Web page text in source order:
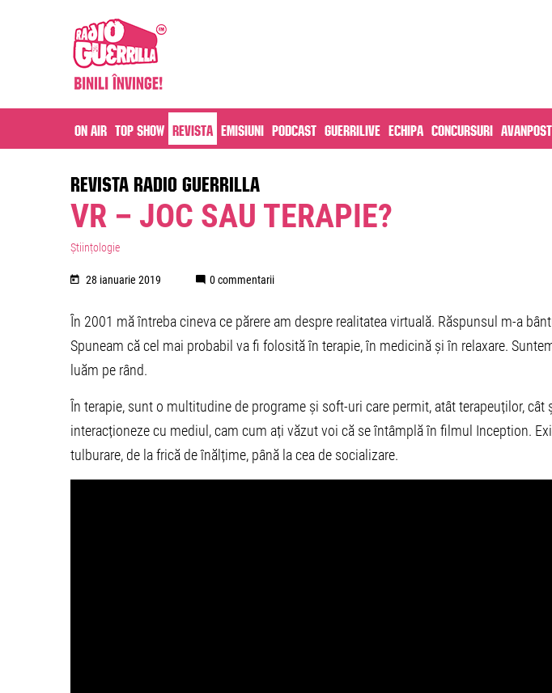
On air Top Show Revista Emisiuni Podcast Guerrilive Echipa Concursuri
REVISTA RADIO GUERRILLA
VR – JOC SAU TERAPIE?
Științologie
28 ianuarie 2019 0 commentarii
În 2001 mă întreba cineva ce părere am despre realitatea virtuală. Răspunsul m-a
Spuneam că cel mai probabil va fi folosită în terapie, în medicină și în relaxare.
luăm pe rând.
În terapie, sunt o multitudine de programe și soft-uri care permit, atât terapeuților, cât
interacționeze cu mediul, cam cum ați văzut voi că se întâmplă în filmul Inception.
tulburare, de la frică de înălțime, până la cea de socializare.